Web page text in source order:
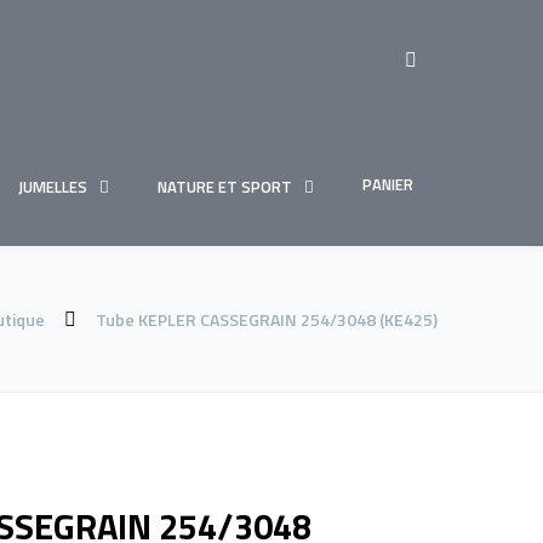
JUMELLES NATURE ET SPORT PANIER
Tube KEPLER CASSEGRAIN 254/3048 (KE425)
254/3048